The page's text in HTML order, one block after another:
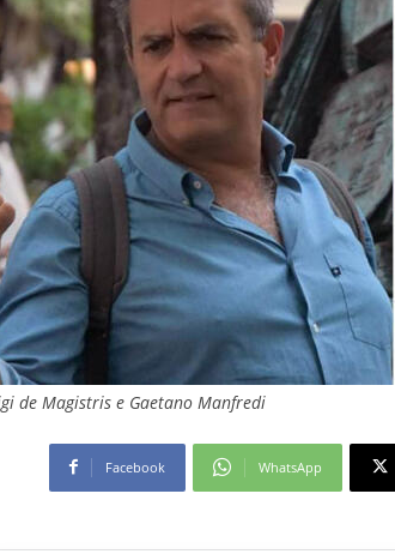
de Magistris e Gaetano Manfredi
Facebook WhatsApp